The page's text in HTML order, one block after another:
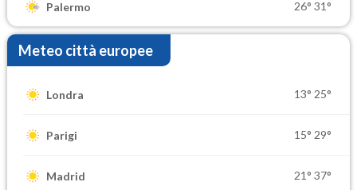
Palermo 26° 31°
Meteo città europee
Londra 13° 25°
Parigi 15° 29°
Madrid 21° 37°